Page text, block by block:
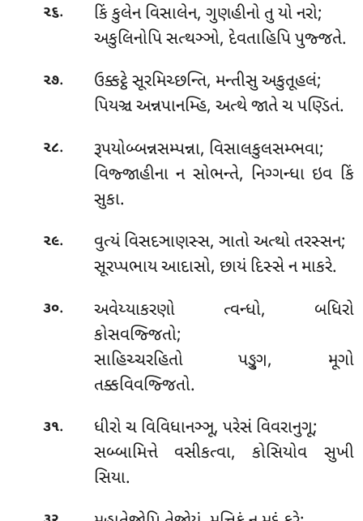
૨૬.
કિં કુલેન વિસાલેન, ગુણહીનો તુ યો નરો;
અકુલિનોપિ સત્થઞ્ઞો, દેવતાહિપિ પુજ્જતે.
૨૭. ઉક્કટ્ઠેસૂરમિચ્છન્તિ, મન્તીસુ અકુતૂહલં;
પિયઞ્ચ અન્નપાનમ્હિ, અત્થે જાતે ચ પણ્ડિતં.
૨૮. રૂપયોબ્બન્નસમ્પન્ના, વિસાલકુલસમ્ભવા;
વિજ્જાહીના ન સોભન્તે, નિગ્ગન્ધા ઇવ કિં
સુકા.
૨૯. વુત્યંવિસદઞાણસ્સ, ઞાતો અત્થો તરસ્સન;
સૂરપ્પભાય આદાસો, છાયં દિસ્સે ન માકરે.
૩૦.
અવેય્યાકરણો ત્વન્ધો, બધિરો
કોસવજ્જિતો;
સાહિચ્ચરહિતો પઙ્ગુ, મૂગો
તક્કવિવજ્જિતો.
૩૧. ધીરોચ વિવિધાનઞ્ઞૂ, પરેસં વિવરાનુગૂ;
સબ્બામિત્તે વસીકત્વા, કોસિયોવ સુખી
સિયા.